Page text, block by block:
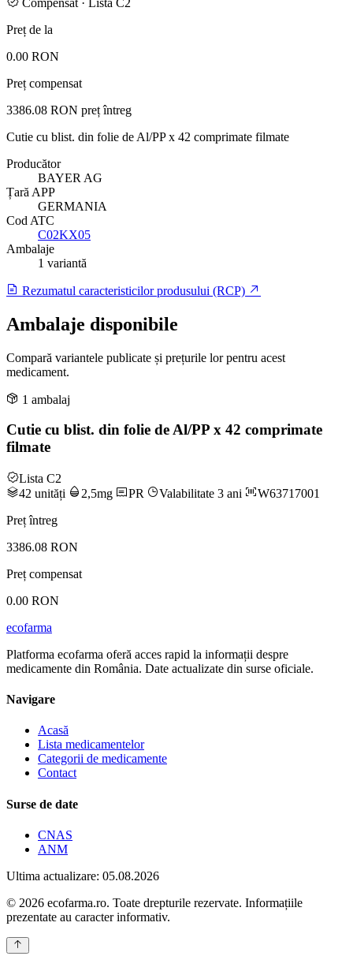
Preț de la
0.00 RON
Preț compensat
3386.08 RON preț întreg
Cutie cu blist. din folie de Al/PP x 42 comprimate filmate
Producător
BAYER AG
Țară APP
GERMANIA
Cod ATC
C02KX05
Ambalaje
1 variantă
Rezumatul caracteristicilor produsului (RCP)
Ambalaje disponibile
Compară variantele publicate și prețurile lor pentru acest
medicament.
1 ambalaj
Cutie cu blist. din folie de Al/PP x 42 comprimate
filmate
Lista C2
42 unități
2,5mg PR Valabilitate 3 ani
W63717001
Preț întreg
3386.08 RON
Preț compensat
0.00 RON
ecofarma
Platforma ecofarma oferă acces rapid la informații despre
medicamente din România. Date actualizate din surse oficiale.
Navigare
Acasă
Lista medicamentelor
Categorii de medicamente
Contact
Surse de date
CNAS
ANM
Ultima actualizare: 05.08.2026
© 2026 ecofarma.ro. Toate drepturile rezervate. Informațiile
prezentate au caracter informativ.